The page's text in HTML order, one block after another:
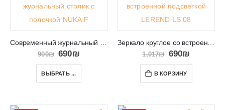
900₪ 690₪
ВЫБРАТЬ ...
1,017₪ 690₪
В КОРЗИНУ